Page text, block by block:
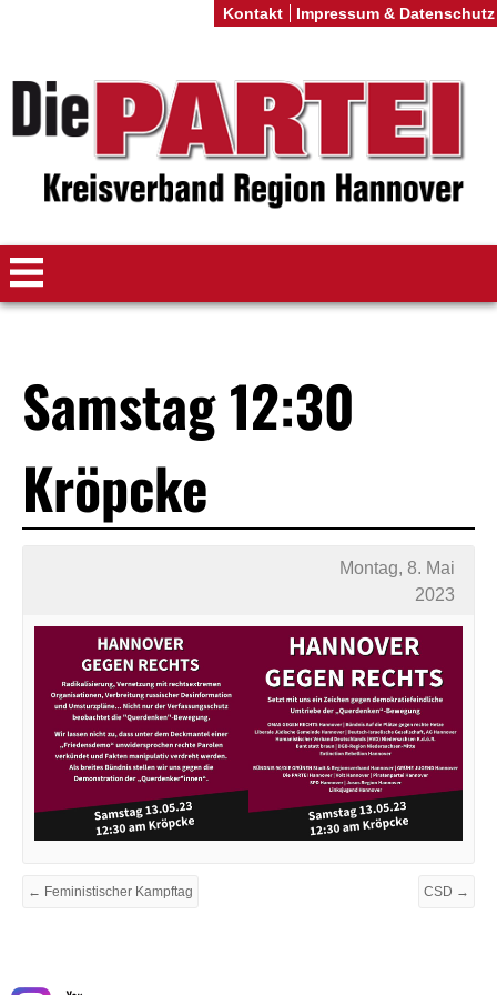
Samstag 12:30
Kröpcke
Montag, 8. Mai
2023
← Feministischer Kampftag CSD →
Kontakt Impressum & Datenschutz